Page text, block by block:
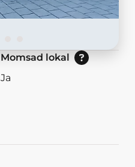
Momsad lokal
Nej: Lokalen är momsbefriad.<br/>Ja:
Ja